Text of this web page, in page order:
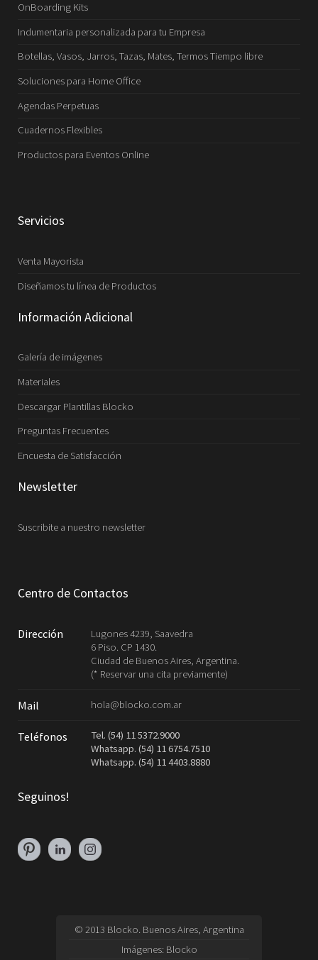
OnBoarding Kits
Indumentaria personalizada para tu Empresa
Botellas, Vasos, Jarros, Tazas, Mates, Termos Tiempo libre
Soluciones para Home Office
Agendas Perpetuas
Cuadernos Flexibles
Productos para Eventos Online
Servicios
Venta Mayorista
Diseñamos tu línea de Productos
Información Adicional
Galería de imágenes
Materiales
Descargar Plantillas Blocko
Preguntas Frecuentes
Encuesta de Satisfacción
Newsletter
Suscribite a nuestro newsletter
Centro de Contactos
Dirección
Lugones 4239, Saavedra
6 Piso. CP 1430.
Ciudad de Buenos Aires, Argentina.
(* Reservar una cita previamente)
Mail hola@blocko.com.ar
Teléfonos
Tel. (54) 11 5372.9000
Whatsapp. (54) 11 6754.7510
Whatsapp. (54) 11 4403.8880
Seguinos!
© 2013 Blocko. Buenos Aires, Argentina
Imágenes: Blocko